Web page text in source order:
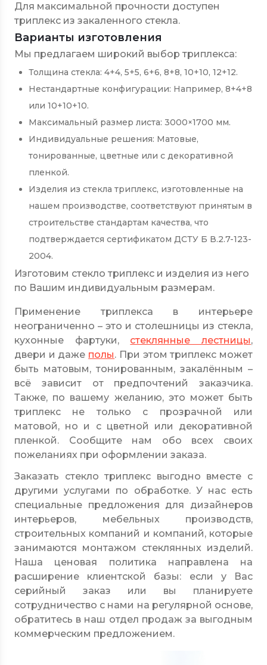
Для максимальной прочности доступен
триплекс из закаленного стекла.
Варианты изготовления
Мы предлагаем широкий выбор триплекса:
Толщина стекла: 4+4, 5+5, 6+6, 8+8, 10+10, 12+12.
Нестандартные конфигурации: Например, 8+4+8
или 10+10+10.
Максимальный размер листа: 3000×1700 мм.
Индивидуальные решения: Матовые,
тонированные, цветные или с декоративной
пленкой.
Изделия из стекла триплекс, изготовленные на
нашем производстве, соответствуют принятым в
строительстве стандартам качества, что
подтверждается сертификатом ДСТУ Б В.2.7-123-
2004.
Изготовим стекло триплекс и изделия из него
по Вашим индивидуальным размерам.
Применение триплекса в интерьере
неограниченно – это и столешницы из стекла,
кухонные фартуки, стеклянные лестницы,
двери и даже полы. При этом триплекс может
быть матовым, тонированным, закалённым –
всё зависит от предпочтений заказчика.
Также, по вашему желанию, это может быть
триплекс не только с прозрачной или
матовой, но и с цветной или декоративной
пленкой. Сообщите нам обо всех своих
пожеланиях при оформлении заказа.
Заказать стекло триплекс выгодно вместе с
другими услугами по обработке. У нас есть
специальные предложения для дизайнеров
интерьеров, мебельных производств,
строительных компаний и компаний, которые
занимаются монтажом стеклянных изделий.
Наша ценовая политика направлена на
расширение клиентской базы: если у Вас
серийный заказ или вы планируете
сотрудничество с нами на регулярной основе,
обратитесь в наш отдел продаж за выгодным
коммерческим предложением.